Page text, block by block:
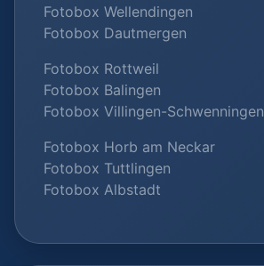
Fotobox Wellendingen
Fotobox Dautmergen
Fotobox Rottweil
Fotobox Balingen
Fotobox Villingen-Schwenningen
Fotobox Horb am Neckar
Fotobox Tuttlingen
Fotobox Albstadt